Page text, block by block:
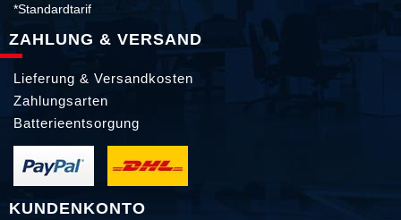
*Standardtarif
ZAHLUNG & VERSAND
Lieferung & Versandkosten
Zahlungsarten
Batterieentsorgung
KUNDENKONTO